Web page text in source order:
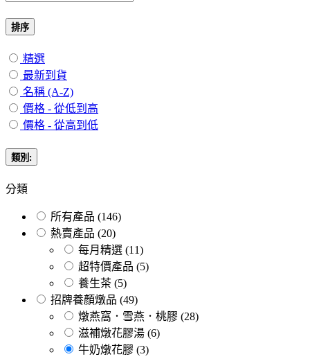
排序
精選
最新到貨
名稱 (A-Z)
價格 - 從低到高
價格 - 從高到低
類別:
分類
所有產品 (146)
熱賣產品 (20)
每月精選 (11)
超特價產品 (5)
養生茶 (5)
招牌養顏燉品 (49)
燉燕窩．雪燕．桃膠 (28)
滋補燉花膠湯 (6)
牛奶燉花膠 (3)